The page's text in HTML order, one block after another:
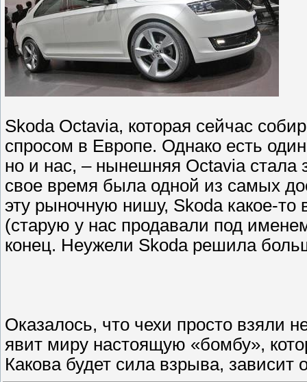
Skoda Octavia, которая сейчас
спросом в Европе. Однако есть
но и нас, – нынешняя Octavia стала
свое время была одной из самых
эту рыночную нишу, Skoda какое-
(старую у нас продавали под
конец. Неужели Skoda решила
Оказалось, что чехи просто взяли
явит миру настоящую «бомбу»,
Какова будет сила взрыва, зависит